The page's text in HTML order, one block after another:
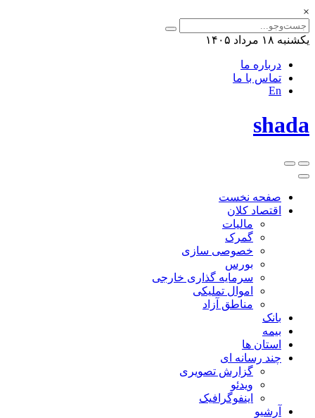
×
یکشنبه ۱۸ مرداد ۱۴۰۵
درباره ما
تماس با ما
En
shada
صفحه نخست
اقتصاد کلان
مالیات
گمرک
خصوصی سازی
بورس
سرمایه گذاری خارجی
اموال تملیکی
مناطق آزاد
بانک
بیمه
استان ها
چند رسانه ای
گزارش تصویری
ویدئو
اینفوگرافیک
آرشیو